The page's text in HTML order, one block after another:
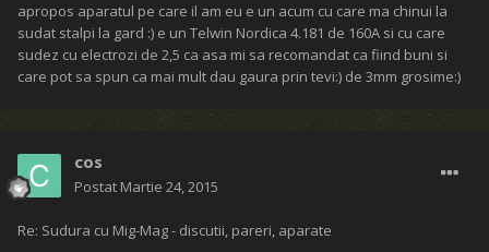
apropos aparatul pe care il am eu e un acum cu care ma chinui la
sudat stalpi la gard :) e un Telwin Nordica 4.181 de 160A si cu care
sudez cu electrozi de 2,5 ca asa mi sa recomandat ca fiind buni si
care pot sa spun ca mai mult dau gaura prin tevi:) de 3mm grosime:)
cos
Postat Martie 24, 2015
Re: Sudura cu Mig-Mag - discutii, pareri, aparate